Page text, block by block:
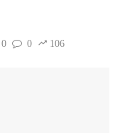
0 0 106